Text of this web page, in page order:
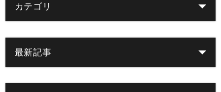
カテゴリ
最新記事